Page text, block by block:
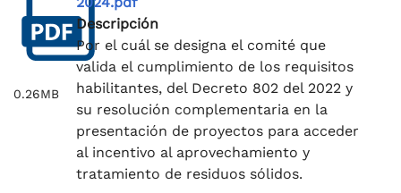
0.26MB
Descripción
Por el cuál se designa el comité que
valida el cumplimiento de los requisitos
habilitantes, del Decreto 802 del 2022 y
su resolución complementaria en la
presentación de proyectos para acceder
al incentivo al aprovechamiento y
tratamiento de residuos sólidos.